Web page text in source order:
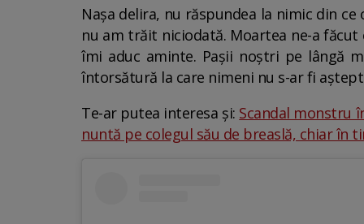
Nașa delira, nu răspundea la nimic din
nu am trăit niciodată. Moartea ne-a
îmi aduc aminte. Pașii noștri pe lângă
întorsătură la care nimeni nu s-ar fi
Te-ar putea interesa și: Scandal monstru
nuntă pe colegul său de breaslă, chiar în